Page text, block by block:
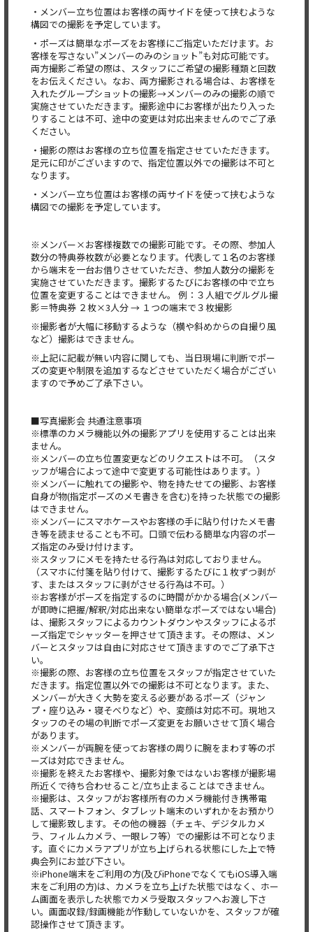
・メンバー立ち位置はお客様の両サイドを使って挟むような
構図での撮影を予定しています。
・ポーズは簡単なポーズをお客様にご指定いただけます。お
客様を写さない”メンバーのみのショット”も対応可能です。
両方撮影ご希望の際は、スタッフにご希望の撮影種類と回数
をお伝えください。なお、両方撮影される場合は、お客様を
入れたグループショットの撮影→メンバーのみの撮影の順で
実施させていただきます。撮影途中にお客様が出たり入った
りすることは不可、途中の変更は対応出来ませんのでご了承
ください。
・撮影の際はお客様の立ち位置を指定させていただきます。
足元に印がございますので、指定位置以外での撮影は不可と
なります。
・メンバー立ち位置はお客様の両サイドを使って挟むような
構図での撮影を予定しています。
※メンバー×お客様複数での撮影可能です。その際、参加人
数分の特典券枚数が必要となります。代表して１名のお客様
から端末を一台お借りさせていただき、参加人数分の撮影を
実施させていただきます。撮影するたびにお客様の中で立ち
位置を変更することはできません。 例：３人組でグルグル撮
影＝特典券 ２枚×3人分 → １つの端末で３枚撮影
※撮影者が大幅に移動するような（横や斜めからの自撮り風
など）撮影はできません。
※上記に記載が無い内容に関しても、当日現場に判断でポー
ズの変更や制限を追加するなどさせていただく場合がござい
ますので予めご了承下さい。
■写真撮影会 共通注意事項
※標準のカメラ機能以外の撮影アプリを使用することは出来
ません。
※メンバーの立ち位置変更などのリクエストは不可。（スタ
ッフが場合によって途中で変更する可能性はあります。）
※メンバーに触れての撮影や、物を持たせての撮影、お客様
自身が物(指定ポーズのメモ書きを含む)を持った状態での撮影
はできません。
※メンバーにスマホケースやお客様の手に貼り付けたメモ書
き等を読ませることも不可。口頭で伝わる簡単な内容のポー
ズ指定のみ受け付けます。
※スタッフにメモを持たせる行為は対応しておりません。
（スマホに付箋を貼り付けて、撮影するたびに１枚ずつ剥が
す、またはスタッフに剥がさせる行為は不可。）
※お客様がポーズを指定するのに時間がかかる場合(メンバー
が即時に把握/解釈/対応出来ない簡単なポーズではない場合)
は、撮影スタッフによるカウントダウンやスタッフによるポ
ーズ指定でシャッターを押させて頂きます。その際は、メン
バーとスタッフは自由に対応させて頂きますのでご了承下さ
い。
※撮影の際、お客様の立ち位置をスタッフが指定させていた
だきます。指定位置以外での撮影は不可となります。また、
メンバーが大きく大勢を変える必要があるポーズ（ジャン
プ・座り込み・寝そべりなど）や、変顔は対応不可。現地ス
タッフのその場の判断でポーズ変更をお願いさせて頂く場合
があります。
※メンバーが両腕を使ってお客様の周りに腕をまわす等のポ
ーズは対応できません。
※撮影を終えたお客様や、撮影対象ではないお客様が撮影場
所近くで待ち合わせること/立ち止まることはできません。
※撮影は、スタッフがお客様所有のカメラ機能付き携帯電
話、スマートフォン、タブレット端末のいずれかをお預かり
して撮影致します。その他の機器（チェキ、デジタルカメ
ラ、フィルムカメラ、一眼レフ等）での撮影は不可となりま
す。直ぐにカメラアプリが立ち上げられる状態にした上で特
典会列にお並び下さい。
※iPhone端末をご利用の方(及びiPhoneでなくてもiOS導入端
末をご利用の方)は、カメラを立ち上げた状態ではなく、ホー
ム画面を表示した状態でカメラ受取スタッフへお渡し下さ
い。画面収録/録画機能が作動していないかを、スタッフが確
認操作させて頂きます。